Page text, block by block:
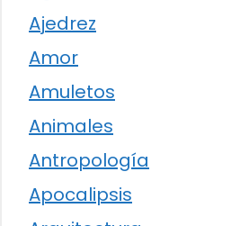
Ajedrez
Amor
Amuletos
Animales
Antropología
Apocalipsis